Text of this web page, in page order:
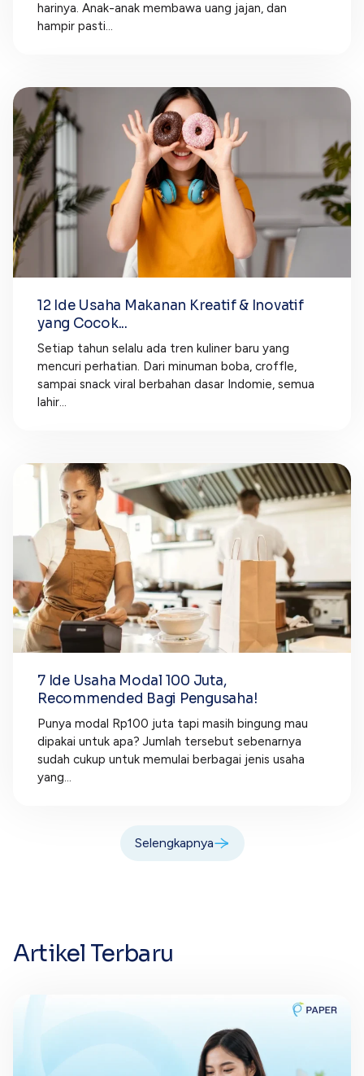
harinya. Anak-anak membawa uang jajan, dan
hampir pasti...
12 Ide Usaha Makanan Kreatif & Inovatif
yang Cocok...
Setiap tahun selalu ada tren kuliner baru yang
mencuri perhatian. Dari minuman boba, croffle,
sampai snack viral berbahan dasar Indomie, semua
lahir...
7 Ide Usaha Modal 100 Juta,
Recommended Bagi Pengusaha!
Punya modal Rp100 juta tapi masih bingung mau
dipakai untuk apa? Jumlah tersebut sebenarnya
sudah cukup untuk memulai berbagai jenis usaha
yang...
Selengkapnya
Artikel Terbaru